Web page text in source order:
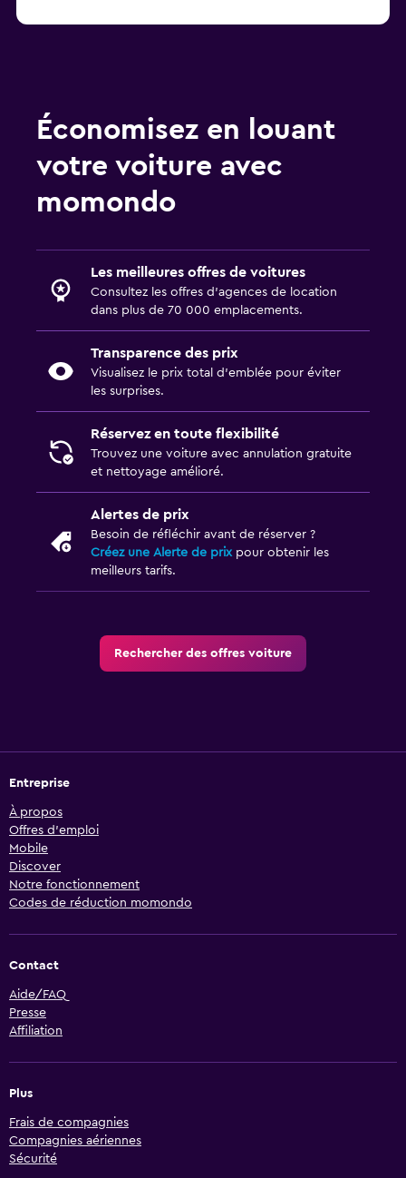
Économisez en louant
votre voiture avec
momondo
Les meilleures offres de voitures
Consultez les offres d’agences de location
dans plus de 70 000 emplacements.
Transparence des prix
Visualisez le prix total d’emblée pour éviter
les surprises.
Réservez en toute flexibilité
Trouvez une voiture avec annulation gratuite
et nettoyage amélioré.
Alertes de prix
Besoin de réfléchir avant de réserver ?
Créez une Alerte de prixpour obtenir les
meilleurs tarifs.
Rechercher des offres voiture
Entreprise
À propos
Offres d’emploi
Mobile
Discover
Notre fonctionnement
Codes de réduction momondo
Contact
Aide/FAQ
Presse
Affiliation
Plus
Frais de compagnies
Compagnies aériennes
Sécurité